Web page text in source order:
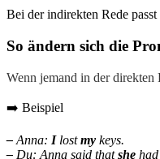
Bei der indirekten Rede
So ändern sich die
Wenn jemand in der direkten
➡️ Beispiel
– Anna: Ilostmy keys.
– Du: Anna said thatshe